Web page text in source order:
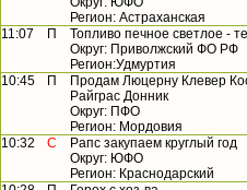
Регион: Астраханская
11:07
П Топливо печное светлое -
Округ: Приволжский ФО РФ
Регион:Удмуртия
10:45
П
Продам Люцерну Клевер
Райграс Донник
Округ: ПФО
Регион: Мордовия
10:32
С
Рапс закупаем круглый год
Округ: ЮФО
Регион: Краснодарский